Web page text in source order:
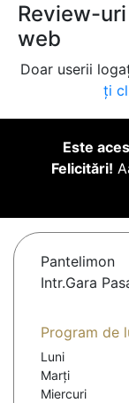
Review-
web
Doar userii
ți
Este
Felicitări!
Pantelimon
Intr.Gara
Program de
Luni
Marți
Miercuri